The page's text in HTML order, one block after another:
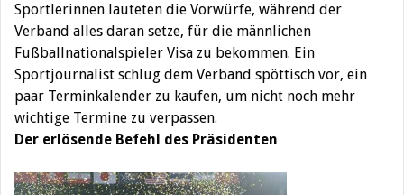
Sportlerinnen lauteten die Vorwürfe, während der
Verband alles daran setze, für die männlichen
Fußballnationalspieler Visa zu bekommen. Ein
Sportjournalist schlug dem Verband spöttisch vor, ein
paar Terminkalender zu kaufen, um nicht noch mehr
wichtige Termine zu verpassen.
Der erlösende Befehl des Präsidenten